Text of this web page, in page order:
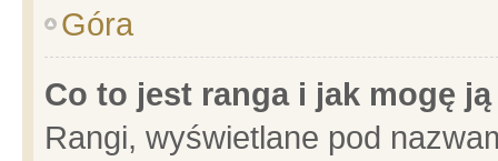
Góra
Co to jest ranga i jak mogę
Rangi, wyświetlane pod